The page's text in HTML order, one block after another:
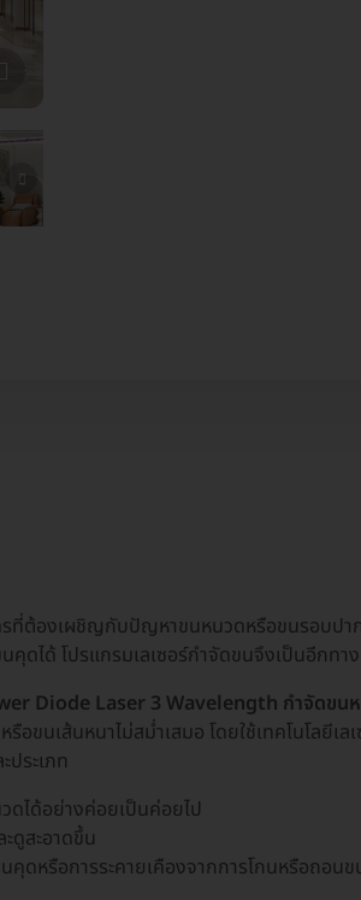
รที่ต้องเผชิญกับปัญหาขนหนวดหรือขนรอบปา
คุดได้ โปรแกรมเลเซอร์กำจัดขนจึงเป็นอีกทา
Diode Laser 3 Wavelength กำจัดขน
นเส้นหนาไม่สม่ำเสมอ โดยใช้เทคโนโลยีเล
ประเภท
ดได้อย่างค่อยเป็นค่อยไป
ดูสะอาดขึ้น
ดหรือการระคายเคืองจากการโกนหรือถอนข